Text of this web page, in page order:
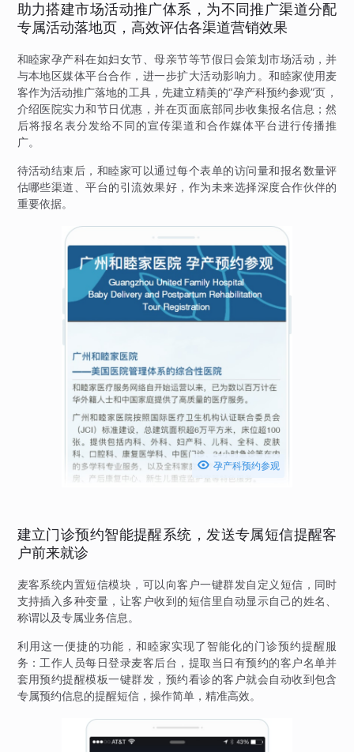
助力搭建市场活动推广体系，为不同推广渠道分配
专属活动落地页，高效评估各渠道营销效果
和睦家孕产科在如妇女节、母亲节等节假日会策划市场活动，并
与本地区媒体平台合作，进一步扩大活动影响力。和睦家使用麦
客作为活动推广落地的工具，先建立精美的“孕产科预约参观”页，
介绍医院实力和节日优惠，并在页面底部同步收集报名信息；然
后将报名表分发给不同的宣传渠道和合作媒体平台进行传播推
广。
待活动结束后，和睦家可以通过每个表单的访问量和报名数量评
估哪些渠道、平台的引流效果好，作为未来选择深度合作伙伴的
重要依据。
 孕产科预约参观
建立门诊预约智能提醒系统，发送专属短信提醒客
户前来就诊
麦客系统内置短信模块，可以向客户一键群发自定义短信，同时
支持插入多种变量，让客户收到的短信里自动显示自己的姓名、
称谓以及专属业务信息。
利用这一便捷的功能，和睦家实现了智能化的门诊预约提醒服
务：工作人员每日登录麦客后台，提取当日有预约的客户名单并
套用预约提醒模板一键群发，预约看诊的客户就会自动收到包含
专属预约信息的提醒短信，操作简单，精准高效。